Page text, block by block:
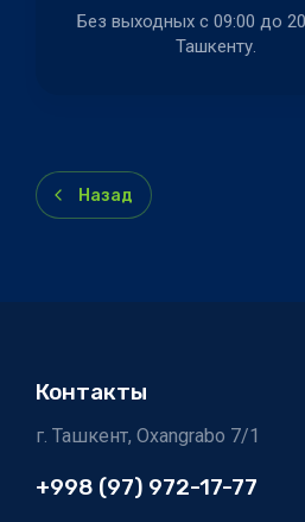
Без выходных c 09:00 до
Ташкенту.
Назад
Контакты
г. Ташкент, Oxangrabo 7/1
+998 (97) 972-17-77